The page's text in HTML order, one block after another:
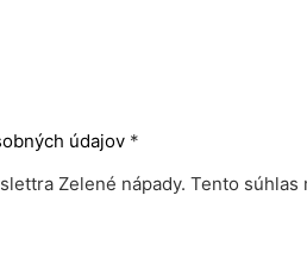
údajov *
Zelené nápady. Tento